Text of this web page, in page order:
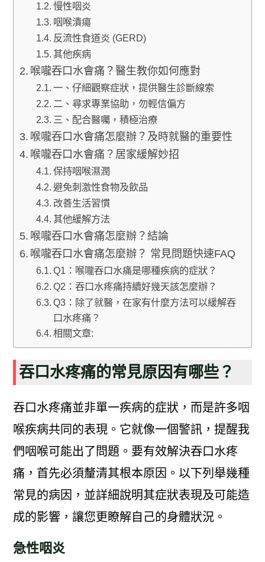
慢性咽炎
咽喉潰瘍
反流性食道炎 (GERD)
其他疾病
喉嚨吞口水會痛？醫生教你如何應對
一、仔細觀察症狀，提供醫生診斷線索
二、尋求專業協助，勿輕信偏方
三、配合醫囑，積極治療
喉嚨吞口水會痛怎麼辦？及時就醫的重要性
喉嚨吞口水會痛？居家緩解妙招
保持咽喉濕潤
避免刺激性食物及飲品
改善生活習慣
其他緩解方法
喉嚨吞口水會痛怎麼辦？結論
喉嚨吞口水會痛怎麼辦？ 常見問題快速FAQ
Q1：喉嚨吞口水痛是哪種疾病的症狀？
Q2：吞口水疼痛持續好幾天該怎麼辦？
Q3：除了就醫，在家有什麼方法可以緩解吞
口水疼痛？
相關文章:
吞口水疼痛的常見原因有哪些？
吞口水疼痛並非單一疾病的症狀，而是許多咽
喉疾病共同的表現。它就像一個警訊，提醒我
們咽喉可能出了問題。要有效解決吞口水疼
痛，首先必須釐清其根本原因。以下列舉幾種
常見的病因，並詳細說明其症狀表現及可能造
成的影響，讓您更瞭解自己的身體狀況。
急性咽炎